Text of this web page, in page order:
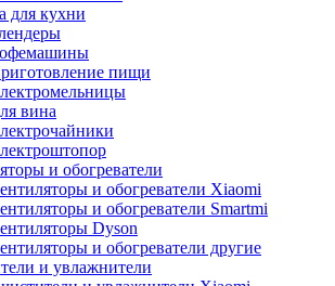
для кухни
пищи
вина
и обогреватели
и обогреватели Xiaomi
и обогреватели Smartmi
Dyson
и обогреватели другие
и увлажнители